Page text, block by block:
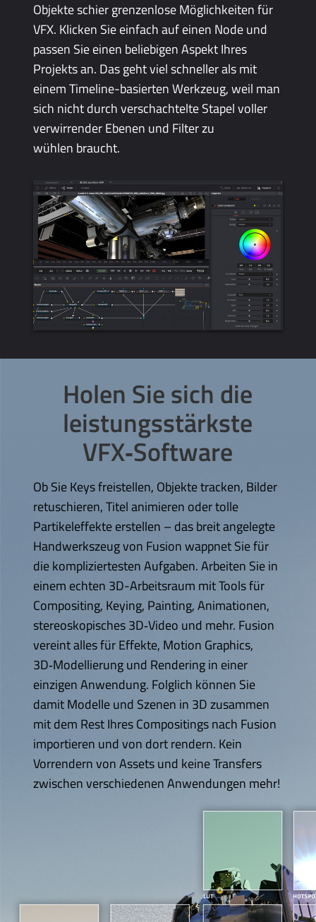
Objekte schier grenzenlose Möglichkeiten für
VFX. Klicken Sie einfach auf einen Node und
passen Sie einen beliebigen Aspekt Ihres
Projekts an. Das geht viel schneller als mit
einem Timeline-basierten Werkzeug, weil man
sich nicht durch verschachtelte Stapel voller
verwirrender Ebenen und Filter zu
wühlen braucht.
Holen Sie sich die
leistungsstärkste
VFX‑Software
Ob Sie Keys freistellen, Objekte tracken, Bilder
retuschieren,Titel animieren oder tolle
Partikeleffekte erstellen – das breit angelegte
Handwerkszeug von Fusion wappnet Sie für
die kompliziertesten Aufgaben. Arbeiten Sie in
einem echten 3D-Arbeitsraum mit Tools für
Compositing, Keying, Painting, Animationen,
stereoskopisches 3D‑Video und mehr. Fusion
vereint alles für Effekte, Motion Graphics,
3D‑Modellierung und Rendering in einer
einzigen Anwendung. Folglich können Sie
damit Modelle und Szenen in 3D zusammen
mit dem Rest Ihres Compositings nach Fusion
importieren und von dort rendern. Kein
Vorrendern von Assets und keine Transfers
zwischen verschiedenen Anwendungen mehr!